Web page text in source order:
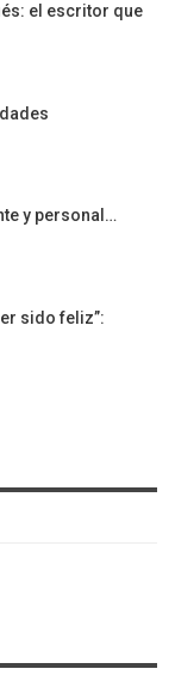
el escritor que
y personal…
sido feliz”: